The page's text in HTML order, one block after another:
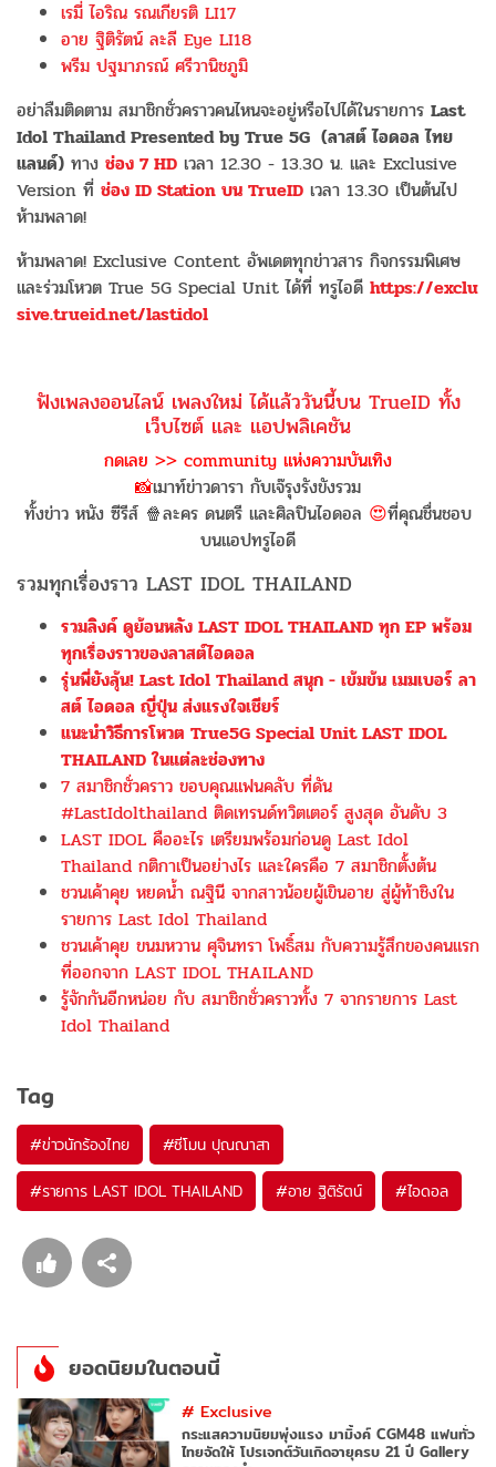
เรมี่ ไอริณ รณเกียรติ LI17
อาย ฐิติรัตน์ ละลี Eye LI18
พรีม ปฐมาภรณ์ ศรีวานิชภูมิ
อย่าลืมติดตาม สมาชิกชั่วคราวคนไหนจะอยู่หรือไปได้ในรายการ Last
Idol Thailand Presented by True 5G (ลาสต์ ไอดอล ไทย
แลนด์) ทาง ช่อง 7 HD เวลา 12.30 - 13.30 น. และ Exclusive
Version ที่ ช่อง ID Station บน TrueID เวลา 13.30 เป็นต้นไป
ห้ามพลาด!
ห้ามพลาด! Exclusive Content อัพเดตทุกข่าวสาร กิจกรรมพิเศษ
และร่วมโหวต True 5G Special Unit ได้ที่ ทรูไอดี https://exclu
sive.trueid.net/lastidol
ฟังเพลงออนไลน์ เพลงใหม่ ได้แล้ววันนี้บน TrueID ทั้ง
เว็บไซต์ และ แอปพลิเคชัน
กดเลย >> community แห่งความบันเทิง
📸เมาท์ข่าวดารา กับเจ๊รุงรังขังรวม
ทั้งข่าว หนัง ซีรีส์ 🍿ละคร ดนตรี และศิลปินไอดอล 😍ที่คุณชื่นชอบ
บนแอปทรูไอดี
รวมทุกเรื่องราว LAST IDOL THAILAND
รวมลิงค์ ดูย้อนหลัง LAST IDOL THAILAND ทุก EP พร้อม
ทุกเรื่องราวของลาสต์ไอดอล
รุ่นพี่ยังลุ้น! Last Idol Thailand สนุก - เข้มข้น เมมเบอร์ ลา
สต์ ไอดอล ญี่ปุ่น ส่งแรงใจเชียร์
แนะนำวิธีการโหวต True5G Special Unit LAST IDOL
THAILAND ในแต่ละช่องทาง
7 สมาชิกชั่วคราว ขอบคุณแฟนคลับ ที่ดัน
#LastIdolthailand ติดเทรนด์ทวิตเตอร์ สูงสุด อันดับ 3
LAST IDOL คืออะไร เตรียมพร้อมก่อนดู Last Idol
Thailand กติกาเป็นอย่างไร และใครคือ 7 สมาชิกตั้งต้น
ชวนเค้าคุย หยดน้ำ ณฐินี จากสาวน้อยผู้เขินอาย สู่ผู้ท้าชิงใน
รายการ Last Idol Thailand
ชวนเค้าคุย ขนมหวาน ศุจินทรา โพธิ์สม กับความรู้สึกของคนแรก
ที่ออกจาก LAST IDOL THAILAND
รู้จักกันอีกหน่อย กับ สมาชิกชั่วคราวทั้ง 7 จากรายการ Last
Idol Thailand
Tag
#ข่าวนักร้องไทย #ซีโมน ปุณณาสา
#รายการ LAST IDOL THAILAND #อาย ฐิติรัตน์ #ไอดอล
ยอดนิยมในตอนนี้
#Exclusive
กระแสความนิยมพุ่งแรง มามิ้งค์ CGM48 แฟนทั่ว
ไทยจัดให้ โปรเจกต์วันเกิดอายุครบ 21 ปี Gallery